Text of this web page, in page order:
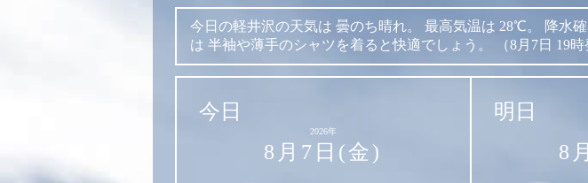
今日の軽井沢の天気は 曇のち晴れ。 最高気温は 28℃。 降水
は 半袖や薄手のシャツを着ると快適でしょう。 （8月7日 19時
今日
2026年
8月7日(金)
明日
8